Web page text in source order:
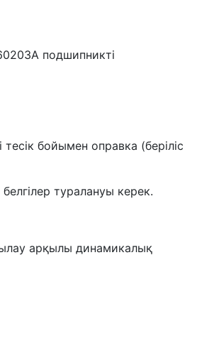
подшипникті
бойымен оправка (беріліс
туралануы керек.
арқылы динамикалық